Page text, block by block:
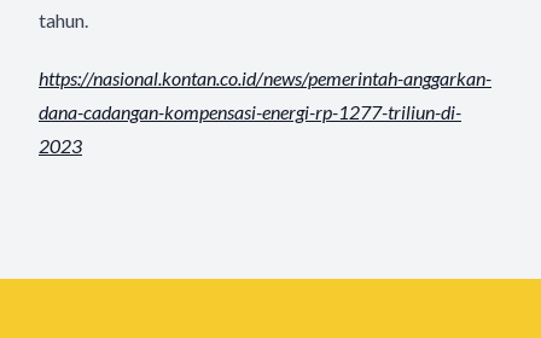
tahun.
https://nasional.kontan.co.id/news/pemerintah-anggarkan-
dana-cadangan-kompensasi-energi-rp-1277-triliun-di-
2023